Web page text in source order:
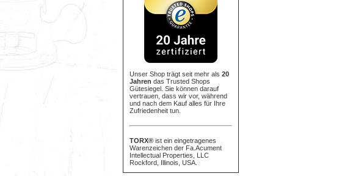
Unser Shop trägt seit mehr als 20
Jahren das Trusted Shops
Gütesiegel. Sie können darauf
vertrauen, dass wir vor, während
und nach dem Kauf alles für Ihre
Zufriedenheit tun.
TORX® ist ein eingetragenes
Warenzeichen der Fa.Acument
Intellectual Properties, LLC
Rockford, Illinois, USA.